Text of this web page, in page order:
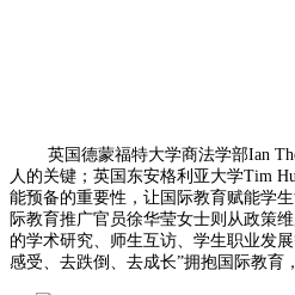
英国德蒙福特大学商法学部Ian
人的关键；英国东安格利亚大学Tim
能预备的重要性，让国际教育赋能学
际教育推广官员徐华莹女士则从政策
的学术研究、师生互访、学生职业发
感受、去跌倒、去成长”拥抱国际教育